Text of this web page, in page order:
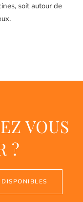
soit autour de
VOUS
?